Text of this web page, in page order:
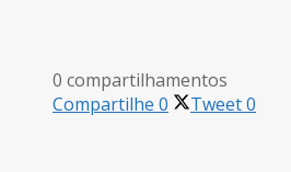
0 compartilhamentos
Compartilhe 0 Tweet0